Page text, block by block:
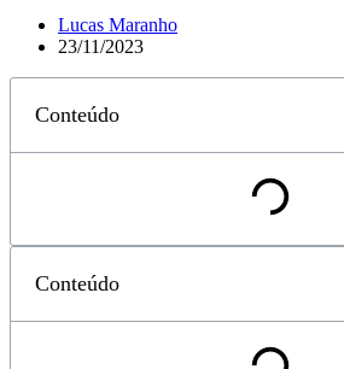
Lucas Maranho
23/11/2023
Conteúdo
Conteúdo